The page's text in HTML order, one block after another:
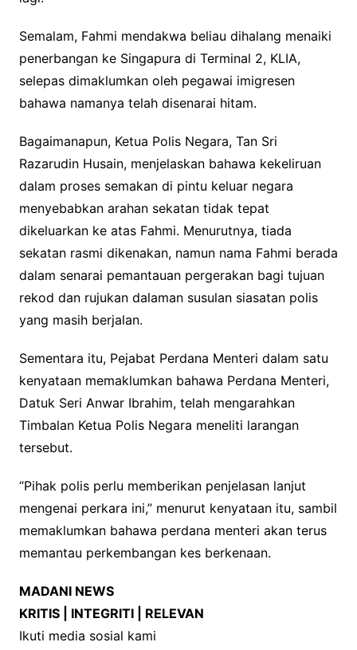
Semalam, Fahmi mendakwa beliau dihalang menaiki
penerbangan ke Singapura di Terminal 2, KLIA,
selepas dimaklumkan oleh pegawai imigresen
bahawa namanya telah disenarai hitam.
Bagaimanapun, Ketua Polis Negara, Tan Sri
Razarudin Husain, menjelaskan bahawa kekeliruan
dalam proses semakan di pintu keluar negara
menyebabkan arahan sekatan tidak tepat
dikeluarkan ke atas Fahmi. Menurutnya, tiada
sekatan rasmi dikenakan, namun nama Fahmi berada
dalam senarai pemantauan pergerakan bagi tujuan
rekod dan rujukan dalaman susulan siasatan polis
yang masih berjalan.
Sementara itu, Pejabat Perdana Menteri dalam satu
kenyataan memaklumkan bahawa Perdana Menteri,
Datuk Seri Anwar Ibrahim, telah mengarahkan
Timbalan Ketua Polis Negara meneliti larangan
tersebut.
“Pihak polis perlu memberikan penjelasan lanjut
mengenai perkara ini,” menurut kenyataan itu, sambil
memaklumkan bahawa perdana menteri akan terus
memantau perkembangan kes berkenaan.
MADANI NEWS
KRITIS | INTEGRITI | RELEVAN
Ikuti media sosial kami